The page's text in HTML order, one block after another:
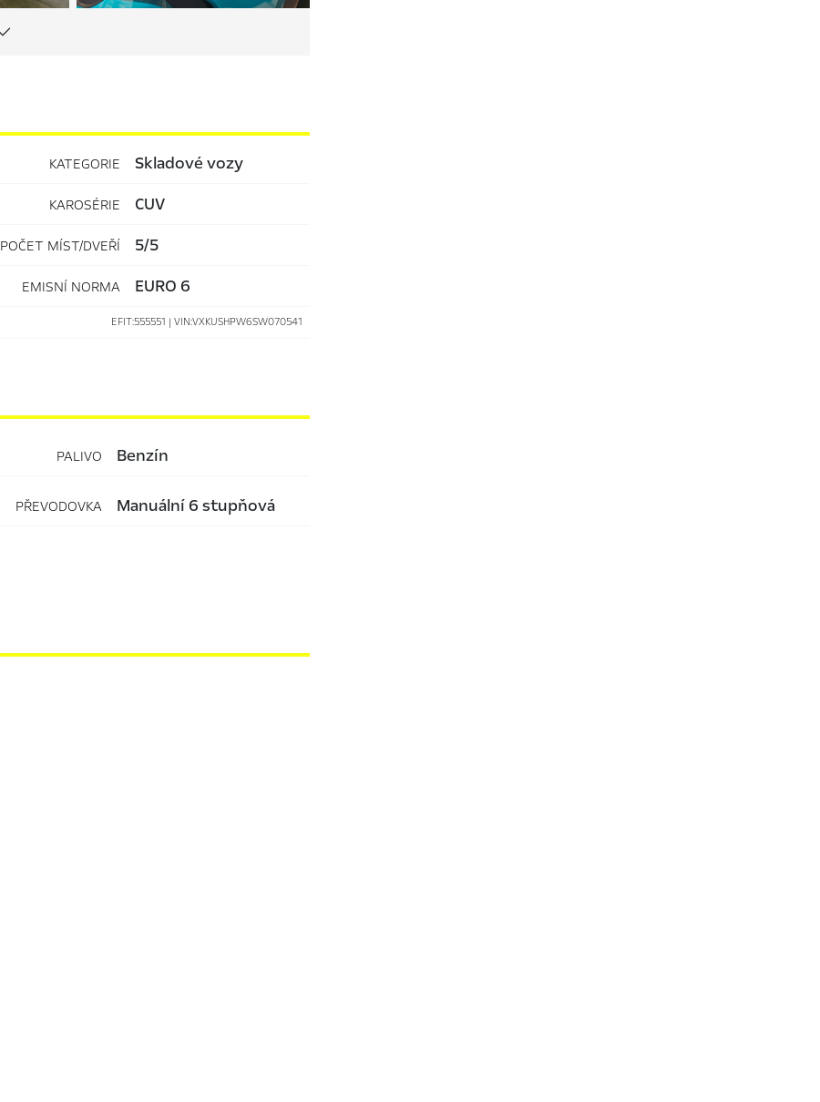
KATEGORIE Skladové vozy
KAROSÉRIE CUV
POČET MÍST/DVEŘÍ 5/5
EMISNÍ NORMA EURO 6
EFIT:555551 | VIN:VXKUSHPW6SW070541
PALIVO benzín
PŘEVODOVKA manuální 6 stupňová